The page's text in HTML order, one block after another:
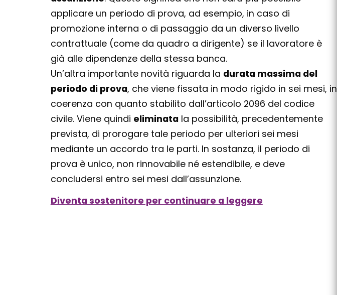
applicare un periodo di prova, ad esempio, in caso di
promozione interna o di passaggio da un diverso livello
contrattuale (come da quadro a dirigente) se il lavoratore è
già alle dipendenze della stessa banca.
Un’altra importante novità riguarda la durata massima del
periodo di prova, che viene fissata in modo rigido in sei mesi, in
coerenza con quanto stabilito dall’articolo 2096 del codice
civile. Viene quindi eliminatala possibilità, precedentemente
prevista, di prorogare tale periodo per ulteriori sei mesi
mediante un accordo tra le parti. In sostanza, il periodo di
prova è unico, non rinnovabile né estendibile, e deve
concludersi entro sei mesi dall’assunzione.
Diventa sostenitore per continuare a leggere